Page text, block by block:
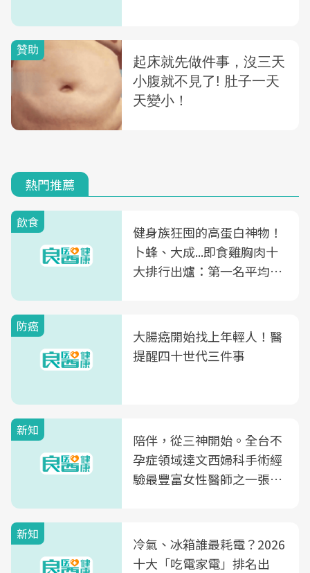
熱門推薦
飲食
健身族狂囤的高蛋白神物！
卜蜂、大成...即食雞胸肉十
大排行出爐：第一名平均一
防癌
大腸癌開始找上年輕人！醫
提醒四十世代三件事
新知
陪伴，從三神開始。全台不
孕症領域達文西婦科手術經
驗最豐富女性醫師之一張永
光田醫院建構360度女性健
康照護生態圈
新知
冷氣、冰箱誰最耗電？2026
十大「吃電家電」排名出